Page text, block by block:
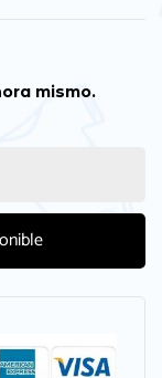
mismo.